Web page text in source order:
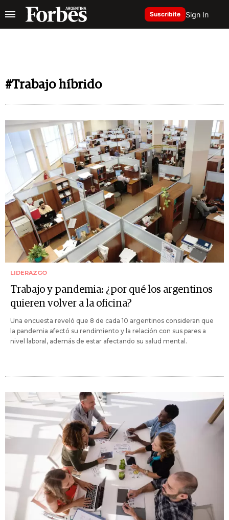
Suscribite Sign In
#Trabajo híbrido
LIDERAZGO
Trabajo y pandemia: ¿por qué los argentinos
quieren volver a la oficina?
Una encuesta reveló que 8 de cada 10 argentinos consideran que
la pandemia afectó su rendimiento y la relación con sus pares a
nivel laboral, además de estar afectando su salud mental.